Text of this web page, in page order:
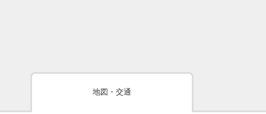
地図・交通